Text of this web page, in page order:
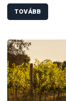
Szatmár-Bereg
főállatorvos
további
házi sertésekben.
szigorú betartására
TOVÁBB